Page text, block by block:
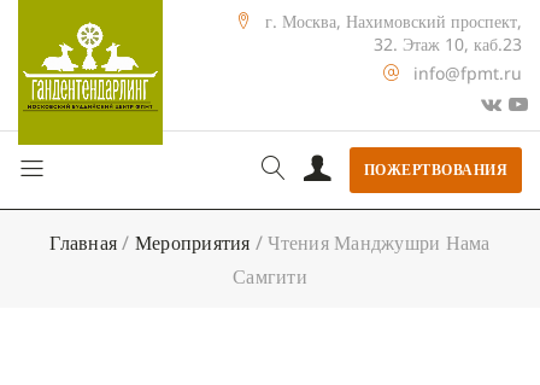
г. Москва, Нахимовский проспект,
32. Этаж 10, каб.23
info@fpmt.ru
ПОЖЕРТВОВАНИЯ
Главная/ Мероприятия /Чтения Манджушри Нама
Самгити